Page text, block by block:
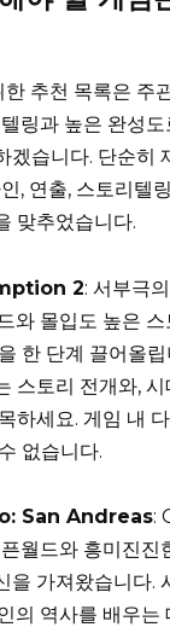
추천 목록은 주
링과 높은 완성
겠습니다. 단순히
, 연출, 스토리텔
맞추었습니다.
2: 서부극
와 몰입도 높은
한 단계 끌어올
스토리 전개와,
하세요. 게임 내
없습니다.
San Andreas:
월드와 흥미진진
을 가져왔습니다.
의 역사를 배우는